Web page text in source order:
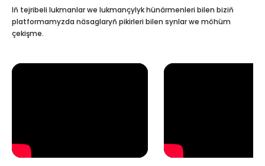
Iň tejribeli lukmanlar we lukmançylyk hünärmenleri bilen biziň
platformamyzda näsaglaryň pikirleri bilen synlar we möhüm
çekişme.